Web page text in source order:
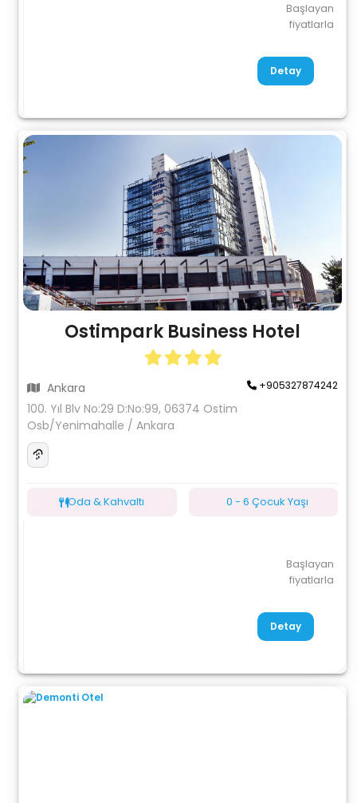
Başlayan
fiyatlarla
Detay
Ostimpark Business Hotel
Ankara +905327874242
100. Yıl Blv No:29 D:No:99, 06374 Ostim
Osb/Yenimahalle / Ankara
Oda & Kahvaltı 0 - 6 Çocuk Yaşı
Başlayan
fiyatlarla
Detay